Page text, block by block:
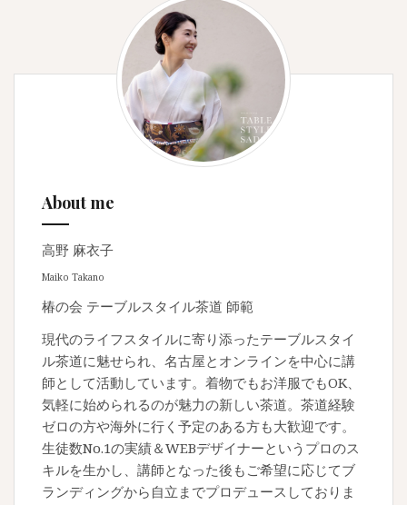
About me
高野 麻衣子
Maiko Takano
椿の会 テーブルスタイル茶道 師範
現代のライフスタイルに寄り添ったテーブルスタイ
ル茶道に魅せられ、名古屋とオンラインを中心に講
師として活動しています。着物でもお洋服でもOK、
気軽に始められるのが魅力の新しい茶道。茶道経験
ゼロの方や海外に行く予定のある方も大歓迎です。
生徒数No.1の実績＆WEBデザイナーというプロのス
キルを生かし、講師となった後もご希望に応じてブ
ランディングから自立までプロデュースしておりま